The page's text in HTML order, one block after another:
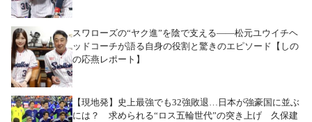
スワローズの“ヤク進”を陰で支える――松元ユウイチヘ
ッドコーチが語る自身の役割と驚きのエピソード【しの
の応燕レポート】
【現地発】史上最強でも32強敗退…日本が強豪国に並ぶ
には？ 求められる“ロス五輪世代”の突き上げ 久保建